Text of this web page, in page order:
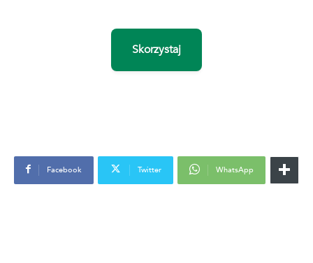
Skorzystaj
Facebook Twitter WhatsApp